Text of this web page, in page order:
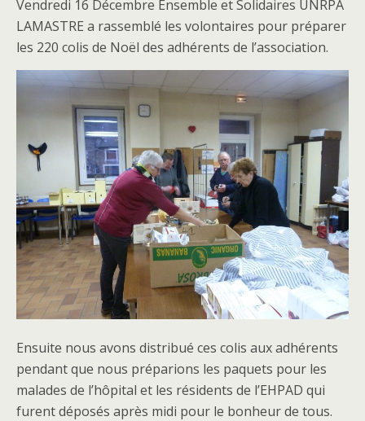
Vendredi 16 Décembre Ensemble et Solidaires UNRPA
LAMASTRE a rassemblé les volontaires pour préparer
les 220 colis de Noël des adhérents de l’association.
Ensuite nous avons distribué ces colis aux adhérents
pendant que nous préparions les paquets pour les
malades de l’hôpital et les résidents de l’EHPAD qui
furent déposés après midi pour le bonheur de tous.